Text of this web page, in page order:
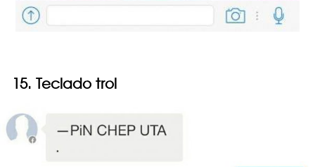
15. Teclado trol